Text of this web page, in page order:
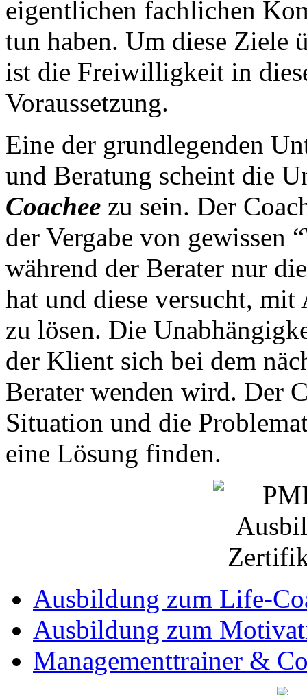
eigentlichen fachlichen
tun haben. Um diese Ziele
ist die Freiwilligkeit in
Voraussetzung.
Eine der grundlegenden
und Beratung scheint die
Coachee zu sein. Der
der Vergabe von gewissen
während der Berater nur
hat und diese versucht, mit
zu lösen. Die
der Klient sich bei dem
Berater wenden wird. Der
Situation und die
eine Lösung finden.
Ausbildung zum Life-
Ausbildung zum
Managementtrainer &